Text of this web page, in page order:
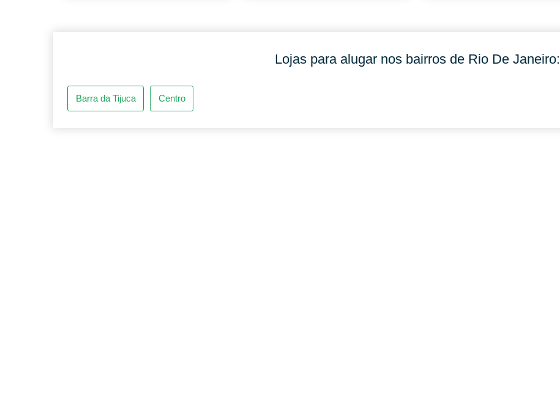
Lojas para alugar nos bairros de Rio De Janeiro: